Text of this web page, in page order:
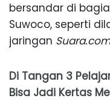
bersandar di
Suwoco, seperti
jaringan
Di Tangan 3
Bisa Jadi Kertas